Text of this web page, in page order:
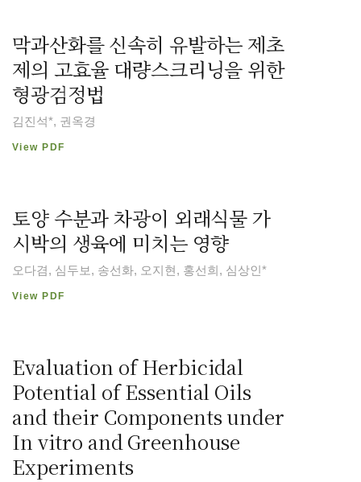
막과산화를 신속히 유발하는 제초
제의 고효율 대량스크리닝을 위한
형광검정법
김진석*, 권옥경
View PDF
토양 수분과 차광이 외래식물 가
시박의 생육에 미치는 영향
오다겸, 심두보, 송선화, 오지현, 홍선희, 심상인*
View PDF
Evaluation of Herbicidal
Potential of Essential Oils
and their Components under
In vitro and Greenhouse
Experiments